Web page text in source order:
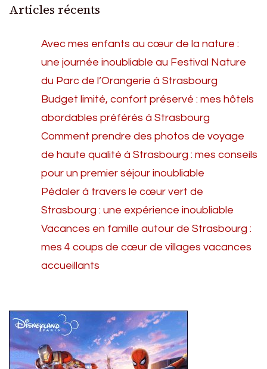
Articles récents
Avec mes enfants au cœur de la nature :
une journée inoubliable au Festival Nature
du Parc de l’Orangerie à Strasbourg
Budget limité, confort préservé : mes hôtels
abordables préférés à Strasbourg
Comment prendre des photos de voyage
de haute qualité à Strasbourg : mes conseils
pour un premier séjour inoubliable
Pédaler à travers le cœur vert de
Strasbourg : une expérience inoubliable
Vacances en famille autour de Strasbourg :
mes 4 coups de cœur de villages vacances
accueillants